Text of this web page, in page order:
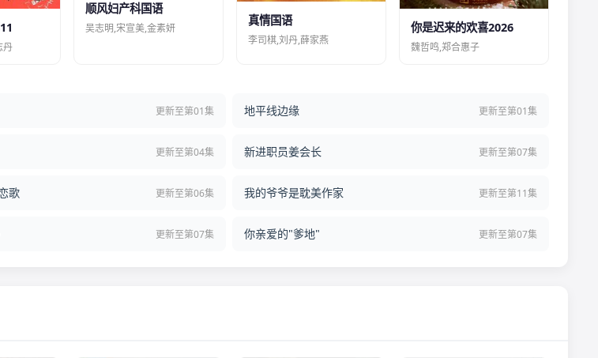
丹
顺风妇产科国语
吴志明,宋宣美,金素妍
真情国语
李司棋,刘丹,薛家燕
你是迟来的欢喜2026
魏哲鸣,郑合惠子
更新至第01集 地平线边缘 更新至第01集
更新至第04集 新进职员姜会长 更新至第07集
歌 更新至第06集 我的爷爷是耽美作家 更新至第11集
更新至第07集 你亲爱的"爹地" 更新至第07集